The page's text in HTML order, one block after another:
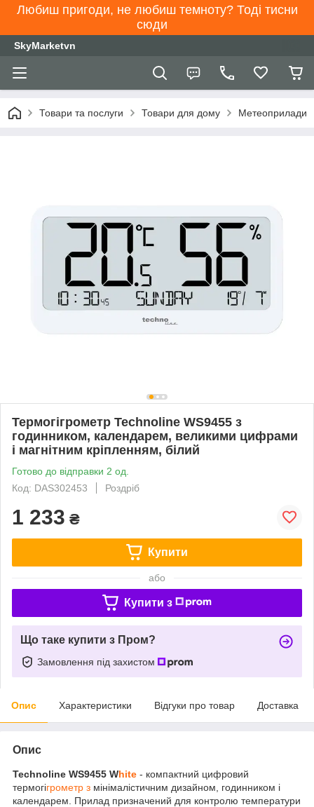
Любиш пригоди, не любиш темноту? Тоді тисни
сюди
SkyMarketvn
Товари та послуги Товари для дому Метеоприлади
Термогігрометр Technoline WS9455 з
годинником, календарем, великими цифрами
і магнітним кріпленням, білий
Готово до відправки 2 од.
Код: DAS302453
Роздріб
1 233 ₴
Купити
або
Купити з
Що таке купити з Пром?
Замовлення під захистом
Опис Характеристики Відгуки про товар Доставка
Опис
Technoline WS9455 White - компактний цифровий
термогігрометр з мінімалістичним дизайном, годинником і
календарем. Прилад призначений для контролю температури